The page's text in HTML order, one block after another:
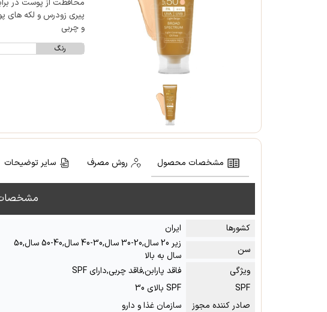
پیری زودرس و لکه های
و چربی
رنگ
مشخصات محصول روش مصرف سایر توضیحات
کشور‌ها ایران
سن
زیر 20 سال,20-30 سال,30-40 سال,40-50 سال,50
سال به بالا
ویژگی
فاقد پارابن,فاقد چربی,دارای SPF
SPF
SPF بالای 30
صادر کننده مجوز
سازمان غذا و دارو